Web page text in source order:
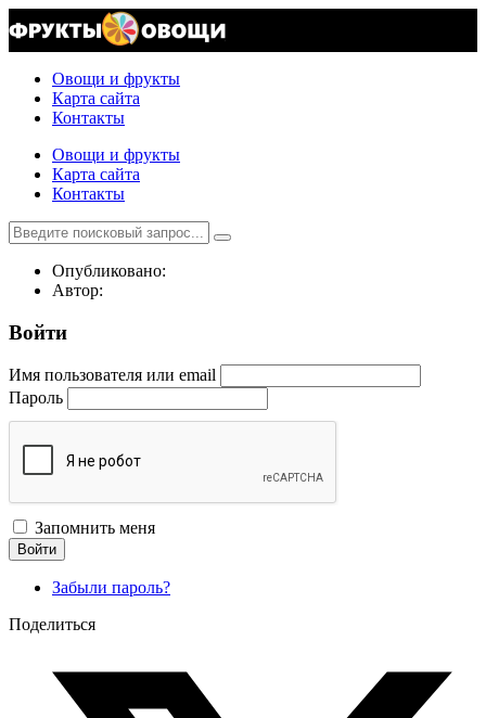
Овощи и фрукты
Карта сайта
Контакты
Овощи и фрукты
Карта сайта
Контакты
Опубликовано:
Автор:
Войти
Имя пользователя или email
Пароль
Запомнить меня
Войти
Забыли пароль?
Поделиться